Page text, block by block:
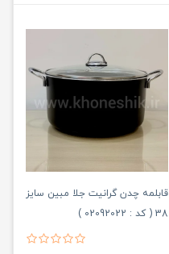
قابلمه چدن گرانیت جلا مبین سایز
38 ( کد : 02092022 )